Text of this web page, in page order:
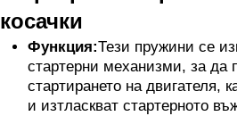
косачки
Функция:Тези пружини се
стартерни механизми, за да
стартирането на двигателя,
и изтласкват стартерното